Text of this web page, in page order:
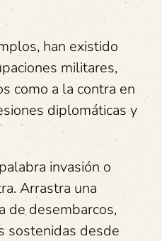
han existido
militares,
como a la contra en
diplomáticas y
invasión o
Arrastra una
de desembarcos,
sostenidas desde